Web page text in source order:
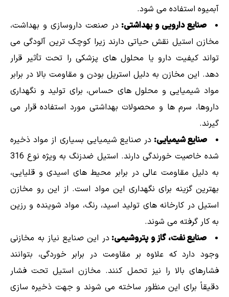
آبمیوه استفاده می شود.
صنایع دارویی و بهداشتی: در صنعت داروسازی و بهداشت،
مخازن استیل نقش حیاتی دارند زیرا کوچک ترین آلودگی می
تواند کیفیت دارو یا محلول های پزشکی را تحت تأثیر قرار
دهد. این مخازن به دلیل استریل بودن و مقاومت بالا در برابر
مواد شیمیایی و محلول های حساس، برای تولید و نگهداری
داروها، سرم ها و محصولات بهداشتی مورد استفاده قرار می
گیرند.
صنایع شیمیایی: در صنایع شیمیایی بسیاری از مواد ذخیره
شده خاصیت خورندگی دارند. استیل ضدزنگ به ویژه نوع 316
به دلیل مقاومت عالی در برابر محیط های اسیدی و قلیایی،
بهترین گزینه برای نگهداری این مواد است. از این رو مخازن
استیل در کارخانه های تولید اسید، رنگ، مواد شوینده و رزین
به کار گرفته می شوند.
صنایع نفت، گاز و پتروشیمی:در این صنایع نیاز به مخازنی
وجود دارد که علاوه بر مقاومت در برابر خوردگی، بتوانند
فشارهای بالا را نیز تحمل کنند. مخازن استیل تحت فشار
دقیقاً برای این منظور ساخته می شوند و جهت ذخیره سازی